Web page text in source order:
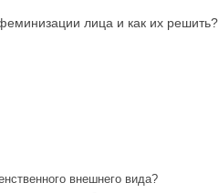
лица и как их решить?
внешнего вида?